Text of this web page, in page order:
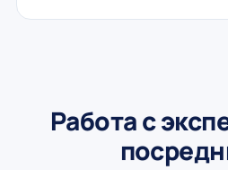
Работа с